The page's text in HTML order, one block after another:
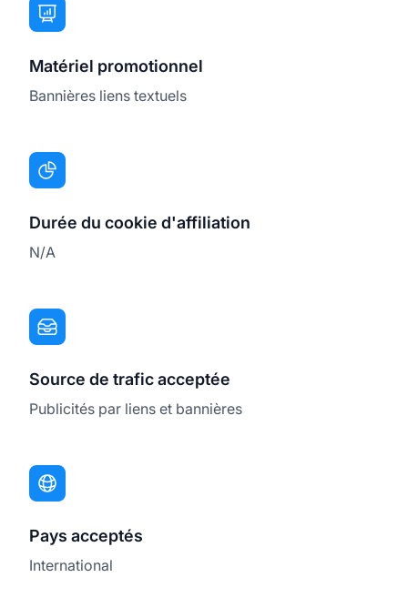
Matériel promotionnel
Bannières liens textuels
Durée du cookie d'affiliation
N/A
Source de trafic acceptée
Publicités par liens et bannières
Pays acceptés
International